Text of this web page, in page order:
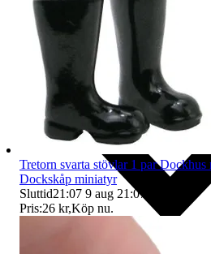
Tretorn svarta stövlar 1 par Dockhus
Dockskåp miniatyr
Sluttid21:07 9 aug 21:07
Pris:26 kr,Köp nu.